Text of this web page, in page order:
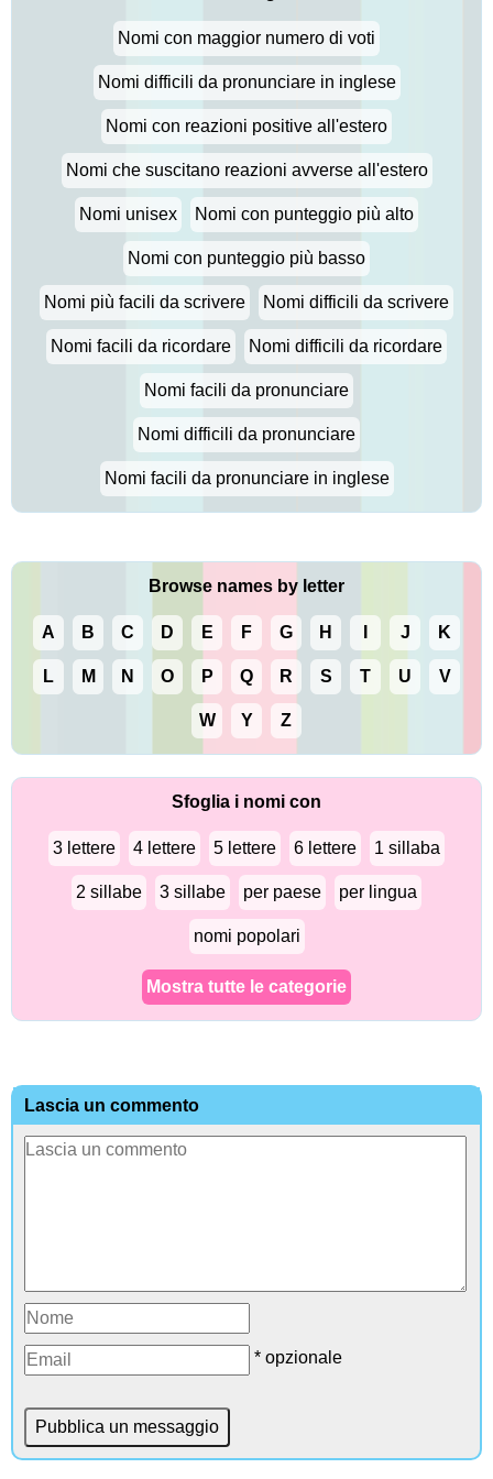
Nomi con maggior numero di voti
Nomi difficili da pronunciare in inglese
Nomi con reazioni positive all'estero
Nomi che suscitano reazioni avverse all'estero
Nomi unisex Nomi con punteggio più alto
Nomi con punteggio più basso
Nomi più facili da scrivere Nomi difficili da scrivere
Nomi facili da ricordare Nomi difficili da ricordare
Nomi facili da pronunciare
Nomi difficili da pronunciare
Nomi facili da pronunciare in inglese
Browse names by letter
A B C D E F G H J K
L M N O P Q R S T U V
W Y Z
Sfoglia i nomi con
3 lettere 4 lettere 5 lettere 6 lettere 1 sillaba
2 sillabe 3 sillabe per paese per lingua
nomi popolari
Mostra tutte le categorie
Lascia un commento
* opzionale